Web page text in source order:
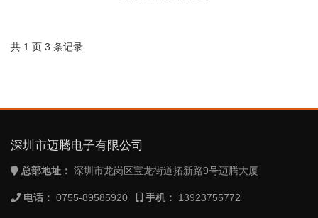
共 1 页 3 条记录
深圳市迈腾电子有限公司
总部地址： 深圳市龙岗区宝龙街道拓新路9号迈腾大厦
电话： 0755-89585920 手机： 13923755772